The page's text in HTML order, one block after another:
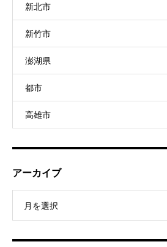
新北市
新竹市
澎湖県
都市
高雄市
アーカイブ
月を選択